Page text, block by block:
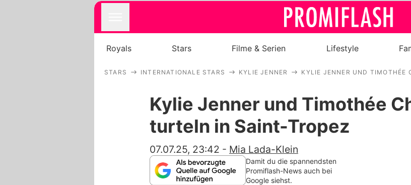
Royals
Stars
Lifestyle
Familie & Liebe
Royals Stars Filme & Serien Lifestyle
STARS INTERNATIONALE STARS KYLIE JENNER KYLIE JENNER UND TIMOTHÉE
Kylie Jenner und Timothée
turteln in Saint-Tropez
07.07.25, 23:42 - Mia Lada-Klein
Damit du die spannendsten
Promiflash-News auch bei
Google siehst.